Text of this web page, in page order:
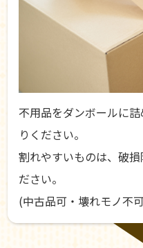
不用品をダンボールに
りください。
割れやすいものは、破
ださい。
(中古品可・壊れモノ不